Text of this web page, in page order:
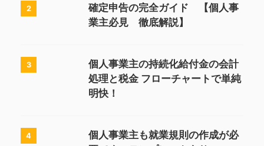
2
確定申告の完全ガイド 【個人事
業主必見 徹底解説】
3
個人事業主の持続化給付金の会計
処理と税金 フローチャートで単純
明快！
4
個人事業主も就業規則の作成が必